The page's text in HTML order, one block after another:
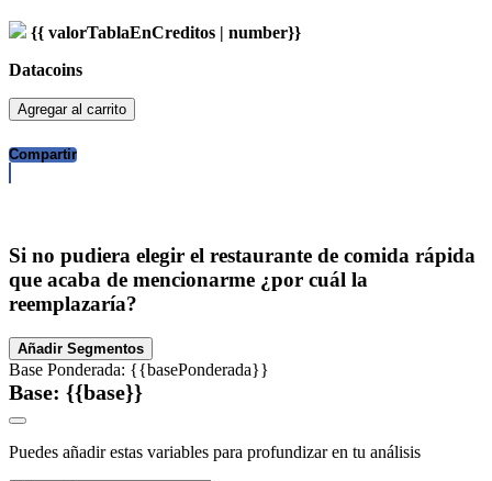
{{ valorTablaEnCreditos | number}}
Datacoins
Agregar al carrito
Compartir
Si no pudiera elegir el restaurante de comida rápida
que acaba de mencionarme ¿por cuál la
reemplazaría?
Añadir Segmentos
Base Ponderada: {{basePonderada}}
Base: {{base}}
Puedes añadir estas variables para profundizar en tu análisis